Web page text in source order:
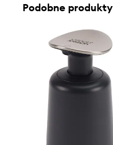
Podobne produkty